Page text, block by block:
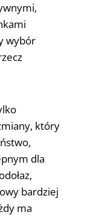
wybór
który
dla
bardziej
ma